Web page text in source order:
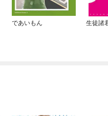
であいもん 生徒諸